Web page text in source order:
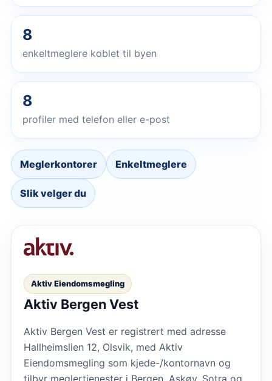
8
enkeltmeglere koblet til byen
8
profiler med telefon eller e-post
Meglerkontorer Enkeltmeglere
Slik velger du
Aktiv Eiendomsmegling
Aktiv Bergen Vest
Aktiv Bergen Vest er registrert med adresse
Hallheimslien 12, Olsvik, med Aktiv
Eiendomsmegling som kjede-/kontornavn og
tilbyr meglertjenester i Bergen, Askøy, Sotra og